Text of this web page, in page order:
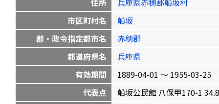
住所
兵庫県赤穂郡船坂村
市区町村名
船坂
郡・政令指定都市名
赤穂郡
都道府県名
兵庫県
有効期間
1889-04-01 〜 1955-03-25
代表点
船坂公民館 八保甲170-1